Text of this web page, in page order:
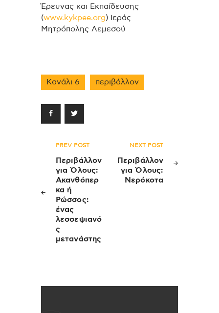
Έρευνας και Εκπαίδευσης
(www.kykpee.org)
Ιεράς
Μητρόπολης Λεμεσού
Κανάλι 6 περιβάλλον
Πλοήγηση
άρθρων
PREV POST
Περιβάλλον
για Όλους:
Ακανθόπερ
κα ή
Ρώσσος:
ένας
λεσσεψιανό
ς
μετανάστης
NEXT POST
Περιβάλλον
για Όλους:
Νερόκοτα